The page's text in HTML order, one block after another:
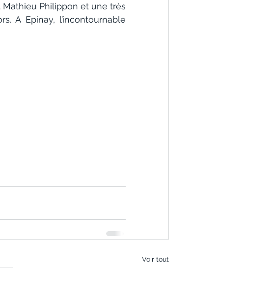
Mathieu Philippon et une très
A Epinay, l’incontournable
Voir tout